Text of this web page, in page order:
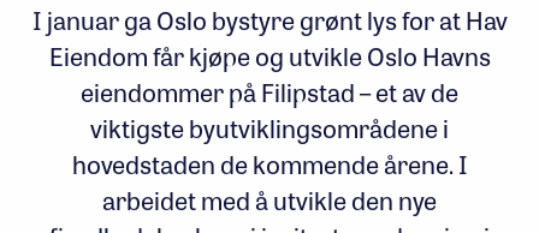
I januar ga Oslo bystyre grønt lys for at Hav
Eiendom får kjøpe og utvikle Oslo Havns
eiendommer på Filipstad – et av de
viktigste byutviklingsområdene i
hovedstaden de kommende årene. I
arbeidet med å utvikle den nye